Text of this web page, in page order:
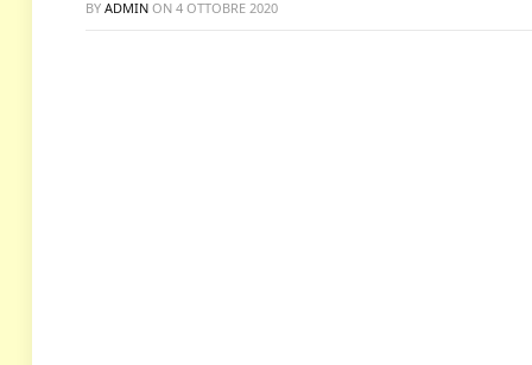
BY ADMIN ON 4 OTTOBRE 2020